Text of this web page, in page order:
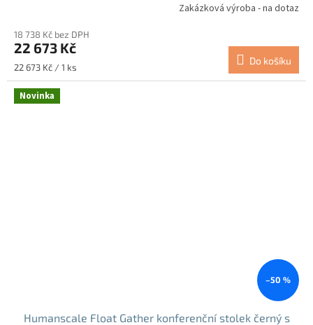
Zakázková výroba - na dotaz
18 738 Kč bez DPH
22 673 Kč
Měrná
cena:
22 673 Kč / 1 ks
Do košíku
Novinka
–50 %
Humanscale Float Gather konferenční stolek černý s